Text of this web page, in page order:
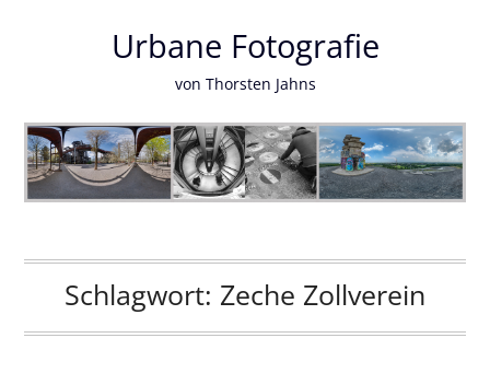
Urbane Fotografie
von Thorsten Jahns
Schlagwort: Zeche Zollverein